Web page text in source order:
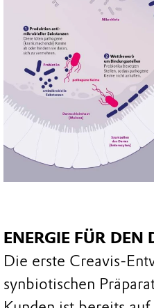
ENERGIE FÜR DEN
Die erste Creavis-
synbiotischen